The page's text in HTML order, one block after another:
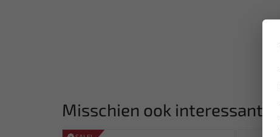
Misschien ook interessant: